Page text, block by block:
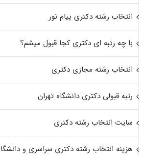
انتخاب رشته دکتری پیام نور
با چه رتبه ای دکتری کجا قبول میشم؟
انتخاب رشته مجازی دکتری
رتبه قبولی دکتری دانشگاه تهران
سایت انتخاب رشته دکتری
هزینه انتخاب رشته دکتری سراسری و